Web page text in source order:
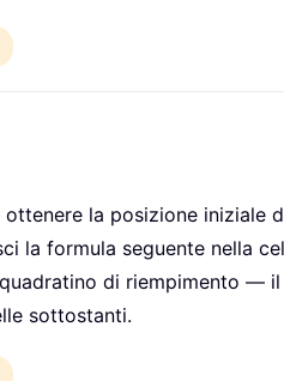
la posizione iniziale
la formula seguente nella
di riempimento —
sottostanti.